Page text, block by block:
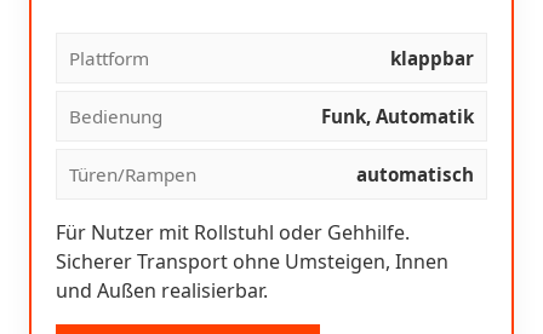
Plattform klappbar
Bedienung Funk, Automatik
Türen/Rampen automatisch
Für Nutzer mit Rollstuhl oder Gehhilfe.
Sicherer Transport ohne Umsteigen, Innen
und Außen realisierbar.